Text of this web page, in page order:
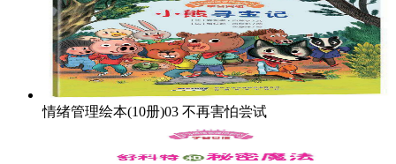
情绪管理绘本(10册)03 不再害怕尝试